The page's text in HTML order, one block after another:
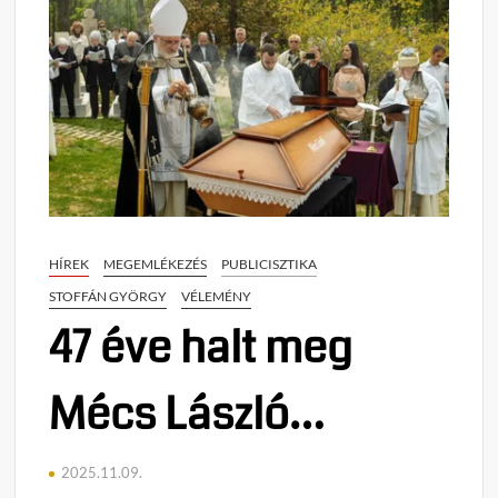
HÍREK MEGEMLÉKEZÉS
PUBLICISZTIKA
STOFFÁN GYÖRGY
VÉLEMÉNY
47 éve halt meg
Mécs László…
2025.11.09.